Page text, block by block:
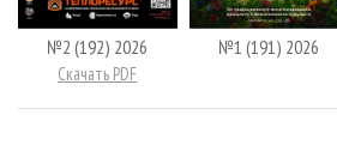
№2 (192) 2026
Скачать PDF
№1 (191) 2026